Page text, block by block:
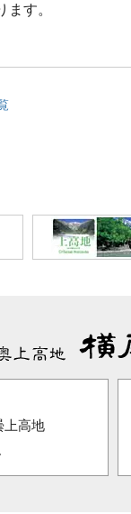
す。
上高地